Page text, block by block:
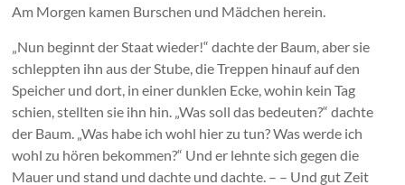
Am Morgen kamen Burschen und Mädchen herein.
„Nun beginnt der Staat wieder!“ dachte der Baum, aber sie
schleppten ihn aus der Stube, die Treppen hinauf auf den
Speicher und dort, in einer dunklen Ecke, wohin kein Tag
schien, stellten sie ihn hin. „Was soll das bedeuten?“ dachte
der Baum. „Was habe ich wohl hier zu tun? Was werde ich
wohl zu hören bekommen?“ Und er lehnte sich gegen die
Mauer und stand und dachte und dachte. – – Und gut Zeit